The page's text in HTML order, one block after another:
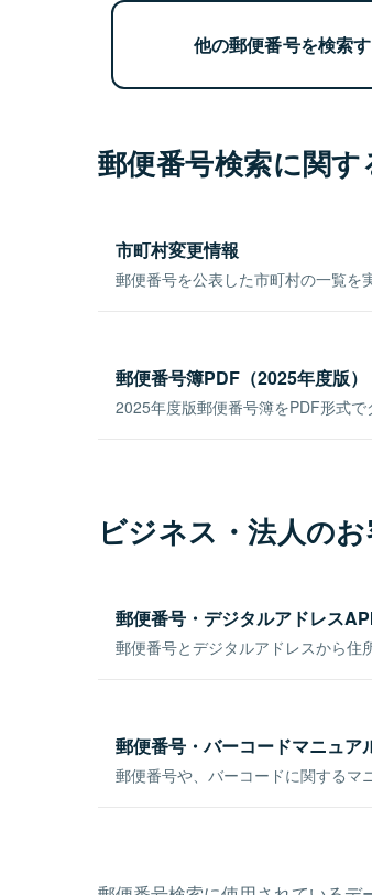
他の郵便番号を検索
郵便番号検索に関す
市町村変更情報
郵便番号を公表した市町村の一覧を
郵便番号簿PDF（2025年度版）
2025年度版郵便番号簿をPDF形式で
ビジネス・法人の
郵便番号・デジタルアドレス
郵便番号とデジタルアドレスから住
郵便番号・バーコードマニュア
郵便番号や、バーコードに関するマ